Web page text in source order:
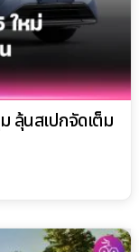
ลุ้นสเปกจัดเต็ม